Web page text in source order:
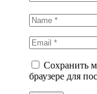
Сохранить
браузере для